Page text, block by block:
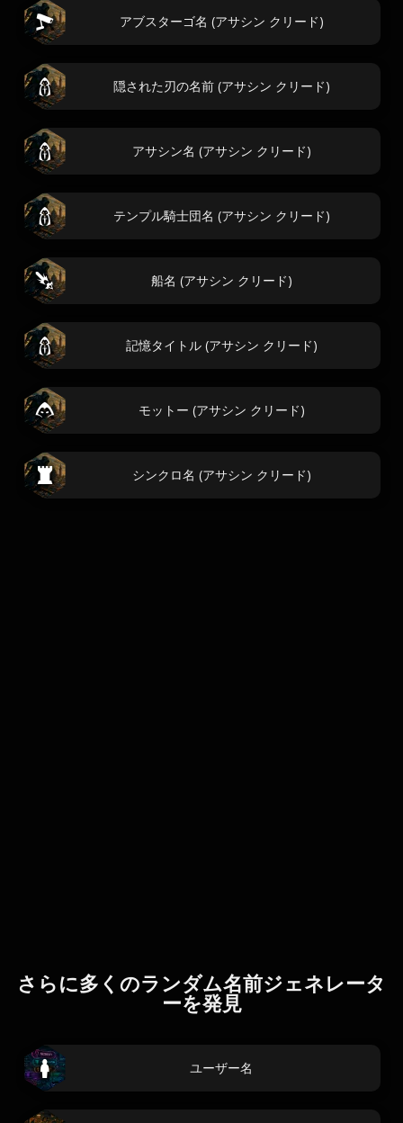
アブスターゴ名 (アサシン クリード)
隠された刃の名前 (アサシン クリード)
アサシン名 (アサシン クリード)
テンプル騎士団名 (アサシン クリード)
船名 (アサシン クリード)
記憶タイトル (アサシン クリード)
モットー (アサシン クリード)
シンクロ名 (アサシン クリード)
さらに多くのランダム名前ジェネレータ
ーを発見
ユーザー名